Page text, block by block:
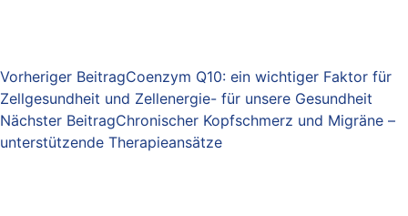
Vorheriger BeitragCoenzym Q10: ein wichtiger Faktor für
Zellgesundheit und Zellenergie- für unsere Gesundheit
Nächster BeitragChronischer Kopfschmerz und Migräne –
unterstützende Therapieansätze